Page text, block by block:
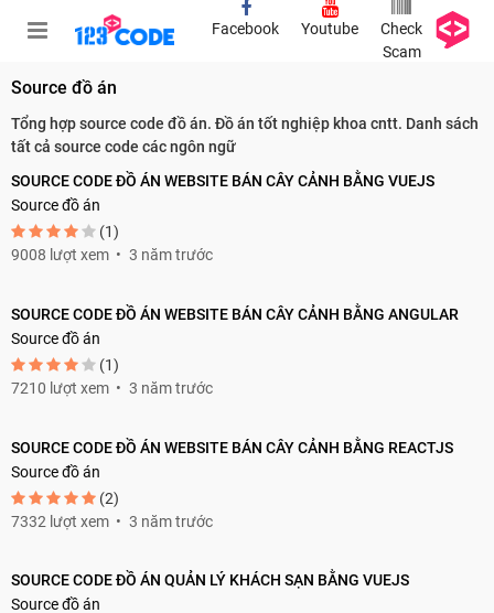
Facebook Youtube
Check
Scam
Source đồ án
Tổng hợp source code đồ án. Đồ án tốt nghiệp khoa cntt. Danh sách
tất cả source code các ngôn ngữ
SOURCE CODE ĐỒ ÁN WEBSITE BÁN CÂY CẢNH BẰNG VUEJS
Source đồ án
(1)
9008 lượt xem
3 năm trước
SOURCE CODE ĐỒ ÁN WEBSITE BÁN CÂY CẢNH BẰNG ANGULAR
Source đồ án
(1)
7210 lượt xem
3 năm trước
SOURCE CODE ĐỒ ÁN WEBSITE BÁN CÂY CẢNH BẰNG REACTJS
Source đồ án
(2)
7332 lượt xem
3 năm trước
SOURCE CODE ĐỒ ÁN QUẢN LÝ KHÁCH SẠN BẰNG VUEJS
Source đồ án